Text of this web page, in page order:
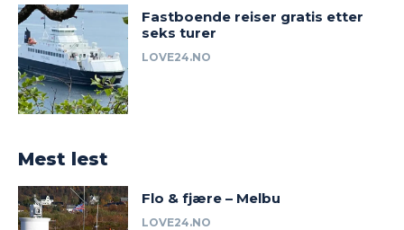
Fastboende reiser gratis etter
seks turer
LOVE24.NO
Mest lest
Flo & fjære – Melbu
LOVE24.NO